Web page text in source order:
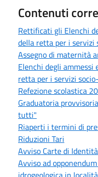
Contenuti
Rettificati gli Elenchi
della retta per i servizi
Assegno di maternità
Elenchi degli
retta per i servizi
Refezione scolastica
Graduatoria
tutti"
Riaperti i termini di
Riduzioni Tari
Avviso Carte di
Avviso ad